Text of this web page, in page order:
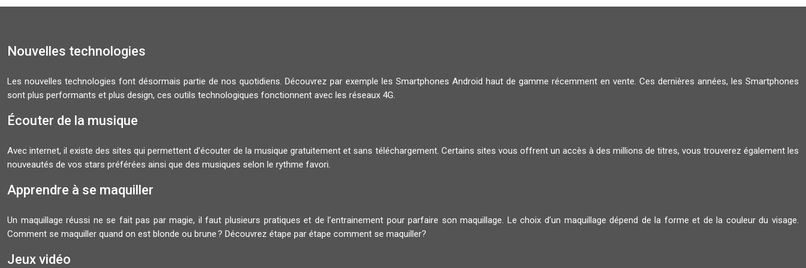
Nouvelles technologies
Les nouvelles technologies font désormais partie de nos quotidiens. Découvrez par exemple les Smartphones Android haut de gamme récemment en vente. Ces dernières années, les Smartphones
sont plus performants et plus design, ces outils technologiques fonctionnent avec les réseaux 4G.
Écouter de la musique
Avec internet, il existe des sites qui permettent d’écouter de la musique gratuitement et sans téléchargement. Certains sites vous offrent un accès à des millions de titres, vous trouverez également les
nouveautés de vos stars préférées ainsi que des musiques selon le rythme favori.
Apprendre à se maquiller
Un maquillage réussi ne se fait pas par magie, il faut plusieurs pratiques et de l’entrainement pour parfaire son maquillage. Le choix d’un maquillage dépend de la forme et de la couleur du visage.
Comment se maquiller quand on est blonde ou brune ? Découvrez étape par étape comment se maquiller?
Jeux vidéo